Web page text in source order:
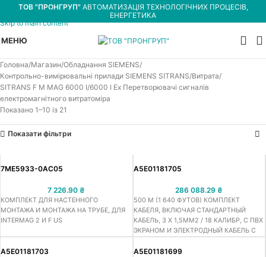
Skip to navigation
Skip to main content
ТОВ "ПРОНГРУП" АВТОМАТИЗАЦІЯ ТЕХНОЛОГІЧНИХ ПРОЦЕСІВ,
ЕНЕРГЕТИКА
МЕНЮ
Головна Магазин Обладнання SIEMENS
Контрольно-вимірювальні прилади SIEMENS SITRANS Витрата
SITRANS F M MAG 6000 I/6000 I Ex Перетворювачі сигналів
електромагнітного витратоміра
Показано 1–10 із 21
Показати фільтри
7ME5933-0AC05
7 226.90 ₴
КОМПЛЕКТ ДЛЯ НАСТЕННОГО
МОНТАЖА И МОНТАЖА НА ТРУБЕ, ДЛЯ
INTERMAG 2 И F US
A5E01181705
286 088.29 ₴
500 М (1 640 ФУТОВ) КОМПЛЕКТ
КАБЕЛЯ, ВКЛЮЧАЯ СТАНДАРТНЫЙ
КАБЕЛЬ, 3 Х 1,5ММ2 / 18 КАЛИБР, С ПВХ
ЭКРАНОМ И ЭЛЕКТРОДНЫЙ КАБЕЛЬ С
A5E01181703 A5E01181699